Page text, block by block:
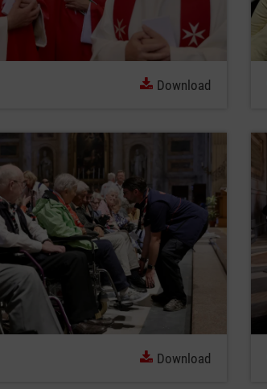
Download
Download